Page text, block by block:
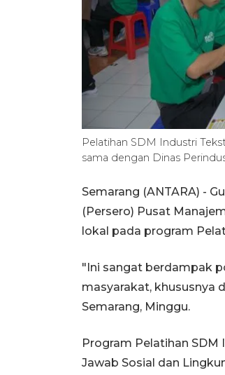
Pelatihan SDM Industri
sama dengan Dinas
Semarang (ANTARA) -
(Persero) Pusat
lokal pada program
"Ini sangat berdampak
masyarakat, khususnya
Semarang, Minggu.
Program Pelatihan
Jawab Sosial dan